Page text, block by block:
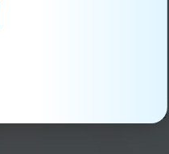
de tout ou
et expresse, auprès de